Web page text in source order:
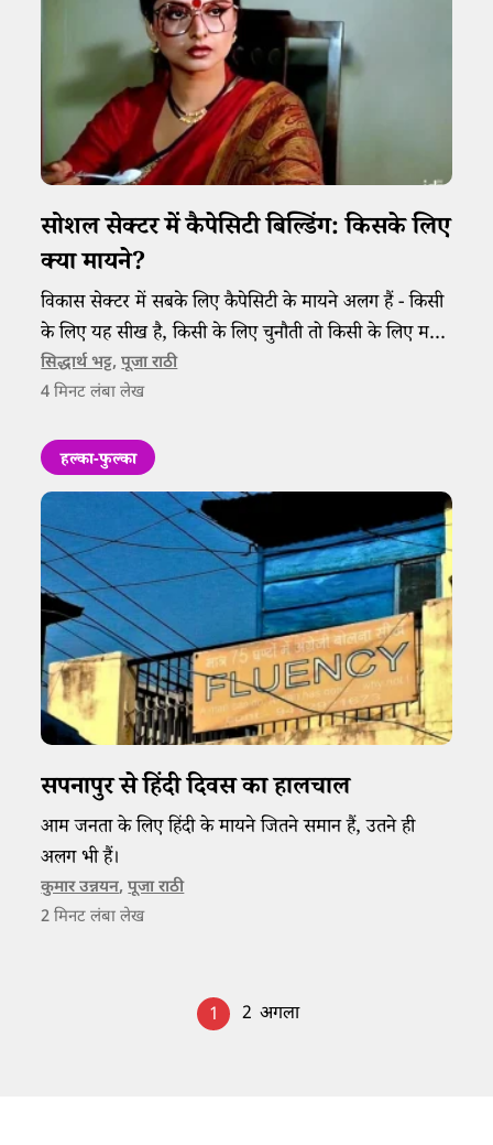
सोशल सेक्टर में कैपेसिटी बिल्डिंग: किसके लिए
क्या मायने?
विकास सेक्टर में सबके लिए कैपेसिटी के मायने अलग हैं - किसी
के लिए यह सीख है, किसी के लिए चुनौती तो किसी के लिए महज
एक और पीपीटी।
सिद्धार्थ भट्ट,पूजा राठी
4 मिनट लंबा लेख
हल्का-फुल्का
सपनापुर से हिंदी दिवस का हालचाल
आम जनता के लिए हिंदी के मायने जितने समान हैं, उतने ही
अलग भी हैं।
कुमार उन्नयन,पूजा राठी
2 मिनट लंबा लेख
1 2 अगला